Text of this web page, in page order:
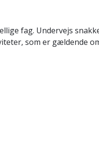
fag. Undervejs
som er gældende